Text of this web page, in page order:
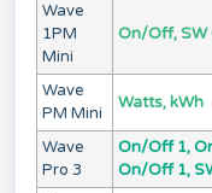
Wave
1PM
Mini
On/Off, SW
Wave
PM Mini
Watts, kWh
Wave
Pro 3
On/Off 1,
On/Off 1,